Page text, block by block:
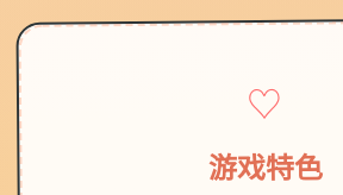
♡
游戏特色